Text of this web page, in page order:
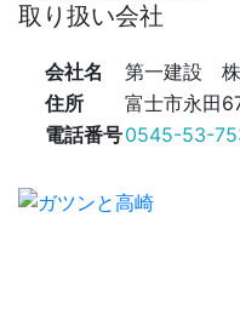
取り扱い会社
会社名 第一建設 株
住所
富士市永田
電話番号0545-53-